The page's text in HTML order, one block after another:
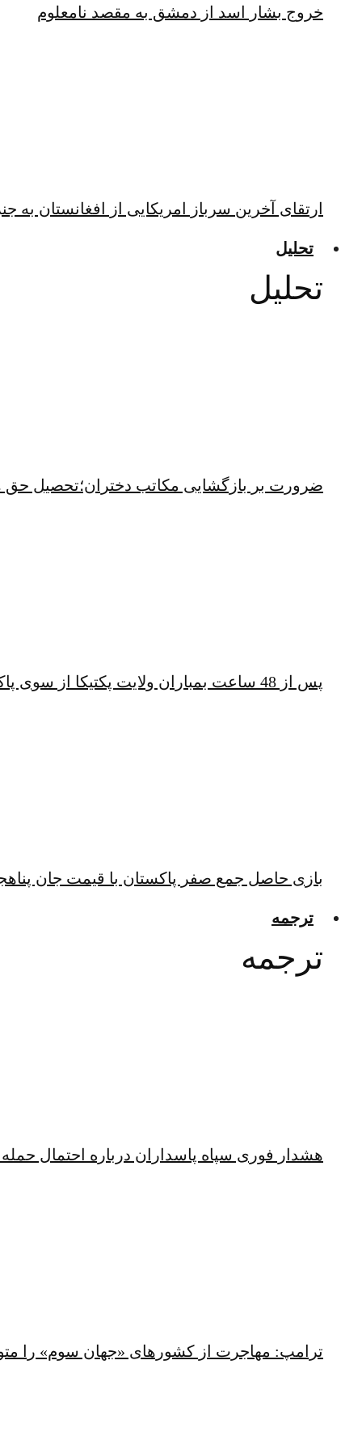
خروج بشار اسد از دمشق به مقصد نامعلوم
ارتقای آخرین سرباز امریکایی از افغانستان به
تحلیل
تحلیل
ضرورت بر بازگشایی مکاتب دختران؛تحصیل
پس از 48 ساعت بمباران ولایت پکتیکا از سوی پاکستان؛ شهباز شریف همچنان خشمگین است
بازی حاصل جمع صفر پاکستان با قیمت جان
ترجمه
ترجمه
هشدار فوری سپاه پاسداران درباره احتمال
ترامپ: مهاجرت از کشورهای «جهان سوم» را